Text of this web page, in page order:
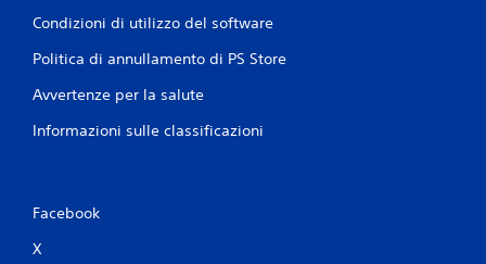
Condizioni di utilizzo del software
Politica di annullamento di PS Store
Avvertenze per la salute
Informazioni sulle classificazioni
Facebook
X